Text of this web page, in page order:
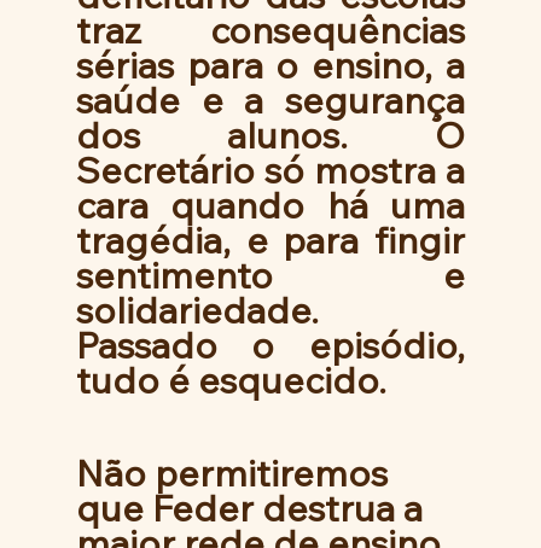
traz consequências
sérias para o ensino, a
saúde e a segurança
dos alunos. O
Secretário só mostra a
cara quando há uma
tragédia, e para fingir
sentimento e
solidariedade.
Passado o episódio,
tudo é esquecido.
Não permitiremos
que Feder destrua a